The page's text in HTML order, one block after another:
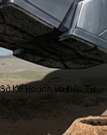
Kế Hoạch và Đầu Tư